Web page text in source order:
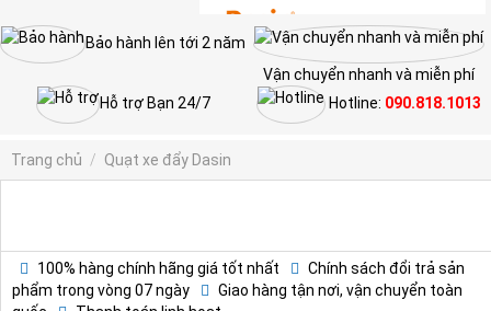
Vận chuyển nhanh và miễn phí
Hỗ trợ Bạn 24/7
Hotline:090.818.1013